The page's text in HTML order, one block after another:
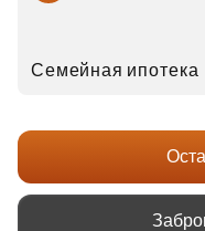
Семейная ипотека